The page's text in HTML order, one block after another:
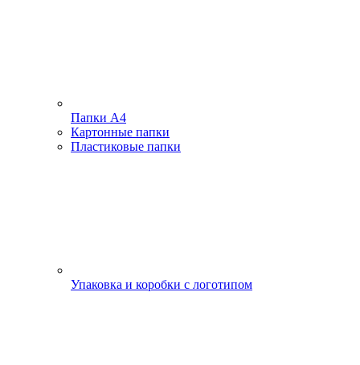
Папки А4
Картонные папки
Пластиковые папки
Упаковка и коробки с логотипом